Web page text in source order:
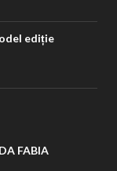
ediție
FABIA